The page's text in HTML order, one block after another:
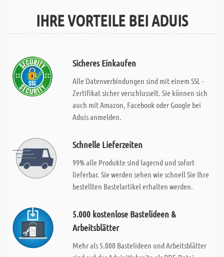
IHRE VORTEILE BEI ADUIS
Sicheres Einkaufen
Alle Datenverbindungen sind mit einem SSL -
Zertifikat sicher verschlusselt. Sie können sich
auch mit Amazon, Facebook oder Google bei
Aduis anmelden.
Schnelle Lieferzeiten
99% alle Produkte sind lagernd und sofort
lieferbar. Sie werden sehen wie schnell Sie Ihre
bestellten Bastelartikel erhalten werden.
5.000 kostenlose Bastelideen &
Arbeitsblätter
Mehr als 5.000 Bastelideen und Arbeitsblätter